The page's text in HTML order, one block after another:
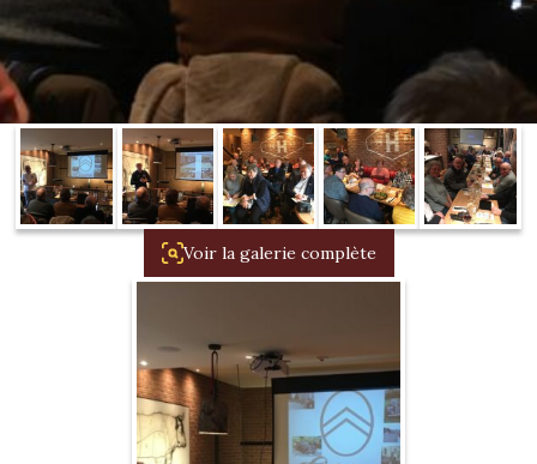
Présentation 15 six
Evolution 7 et 11 -
1934/1941
Evolution 11 –
1945/1952
Evolution 11 –
La 15/6 G –
1938/1947
La 15/6 D –
Voir la galerie complète